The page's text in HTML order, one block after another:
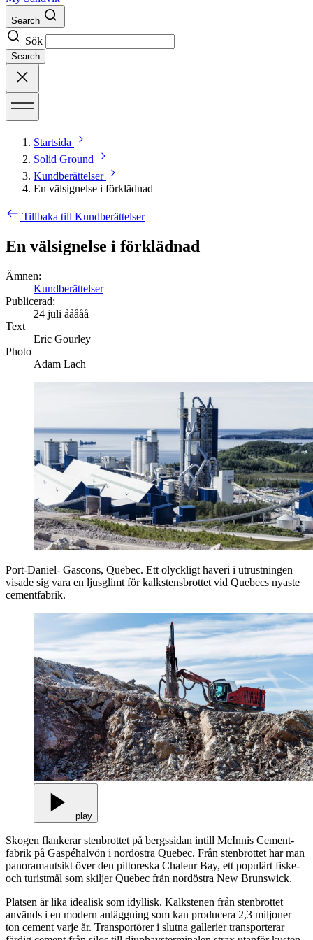
Search
Sök
Search
Startsida
Solid Ground
Kundberättelser
En välsignelse i förklädnad
Tillbaka till Kundberättelser
En välsignelse i förklädnad
Ämnen:
Kundberättelser
Publicerad:
24 juli ååååå
Text
Eric Gourley
Photo
Adam Lach
Port-Daniel- Gascons, Quebec. Ett olyckligt haveri i utrustningen
visade sig vara en ljusglimt för kalkstensbrottet vid Quebecs nyaste
cementfabrik.
play
Skogen flankerar stenbrottet på bergssidan intill McInnis Cement-
fabrik på Gaspéhalvön i nordöstra Quebec. Från stenbrottet har man
panoramautsikt över den pittoreska Chaleur Bay, ett populärt fiske-
och turistmål som skiljer Quebec från nordöstra New Brunswick.
Platsen är lika idealisk som idyllisk. Kalkstenen från stenbrottet
används i en modern anläggning som kan producera 2,3 miljoner
ton cement varje år. Transportörer i slutna gallerier transporterar